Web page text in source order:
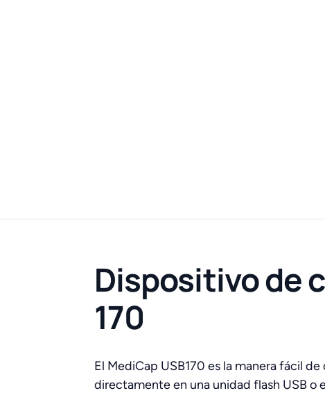
Dispositivo de
170
El MediCap USB170 es la manera fácil
directamente en una unidad flash USB o